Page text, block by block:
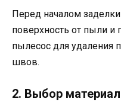
Перед началом
поверхность от пыли и
пылесос для удаления
швов.
2. Выбор